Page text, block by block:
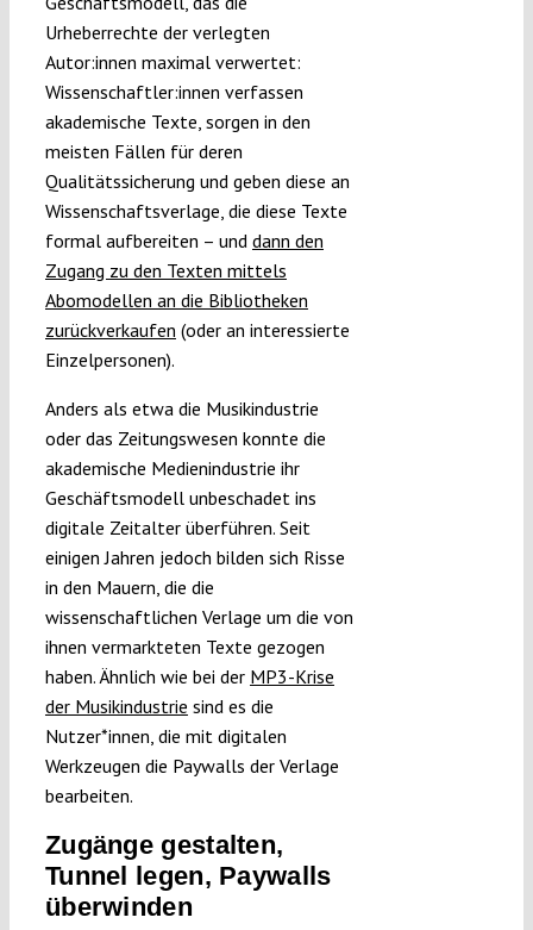
Urheberrechte der verlegten
Autor:innen maximal verwertet:
Wissenschaftler:innen verfassen
akademische Texte, sorgen in den
meisten Fällen für deren
Qualitätssicherung und geben diese an
Wissenschaftsverlage, die diese Texte
formal aufbereiten – und dann den
Zugang zu den Texten mittels
Abomodellen an die Bibliotheken
zurückverkaufen (oder an interessierte
Einzelpersonen).
Anders als etwa die Musikindustrie
oder das Zeitungswesen konnte die
akademische Medienindustrie ihr
Geschäftsmodell unbeschadet ins
digitale Zeitalter überführen. Seit
einigen Jahren jedoch bilden sich Risse
in den Mauern, die die
wissenschaftlichen Verlage um die von
ihnen vermarkteten Texte gezogen
haben. Ähnlich wie bei der MP3-Krise
der Musikindustrie sind es die
Nutzer*innen, die mit digitalen
Werkzeugen die Paywalls der Verlage
bearbeiten.
Zugänge gestalten,
Tunnel legen, Paywalls
überwinden